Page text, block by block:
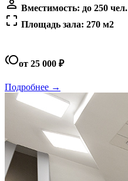
person_outline Вместимость: до 250 чел.
crop_free Площадь зала: 270 м2
tollот 25 000 ₽
Подробнее →